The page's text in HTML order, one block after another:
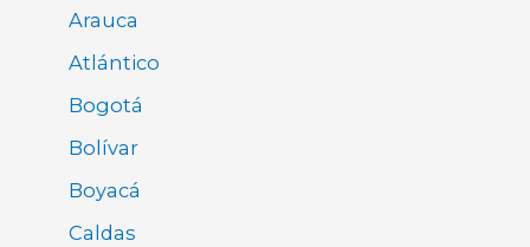
Arauca
Atlántico
Bogotá
Bolívar
Boyacá
Caldas